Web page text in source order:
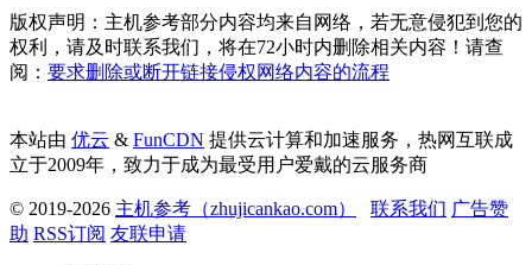
版权声明：主机参考部分内容均来自网络，若无意侵犯到您的
权利，请及时联系我们，将在72小时内删除相关内容！请查
阅： 要求删除或断开链接侵权网络内容的流程
本站由 优云 & FunCDN 提供云计算和加速服务，热网互联成
立于2009年，致力于成为最受用户爱戴的云服务商
© 2019-2026 主机参考（zhujicankao.com） 联系我们 广告赞
助 RSS订阅 友联申请